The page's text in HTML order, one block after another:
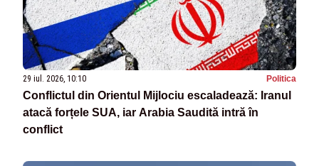
29 iul. 2026, 10:10 Politica
Conflictul din Orientul Mijlociu escaladează: Iranul
atacă forțele SUA, iar Arabia Saudită intră în
conflict